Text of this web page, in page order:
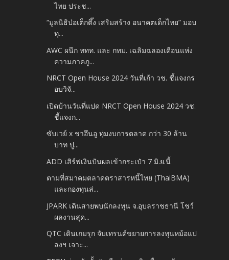
ไทย ประช...
“มูลนิธิป่อเต็กตึ๊ง เสริมสร้าง อนาคตเด็กไทย” มอบ
ทุ...
AWC ผนึก ททท. และ กทม. เฉลิมฉลองเดือนแห่ง
ความภาคภู...
NRCT Open House 2024 วันที่เก้า วช. ชี้แจงกร
อบวิจั...
เปิดบ้านวันที่แปด NRCT Open House 2024 วช.
ชี้แจงก...
ซับเวย์ x ชาอึนอู ทุ่มงบการตลาด กว่า 30 ล้าน
บาท ปู...
ADD เสิร์ฟเงินปันผลเข้ากระเป๋า 7 มิ.ย.นี้
ตามที่สมาคมตลาดตราสารหนี้ไทย (ThaiBMA)
และกองทุนส่...
JPARK เดินสายพบนักลงทุน จ.อุบลราชธานี โชว์
ผลงานสุด...
QTC เดินเกมรุก จับเทรนด์ขยายการลงทุนหม้อแป
ลงฯ เจาะ...